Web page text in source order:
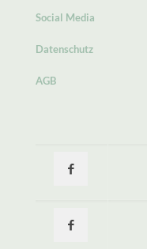
Social Media
Datenschutz
AGB